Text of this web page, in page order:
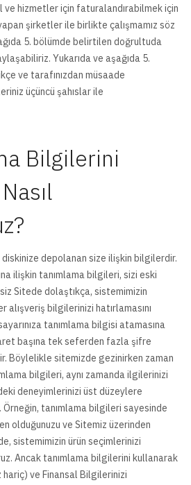
ve hizmetler için faturalandırabilmek için
şirketler ile birlikte çalışmamız söz
5. bölümde belirtilen doğrultuda
Yukarıda ve aşağıda 5.
ve tarafınızdan müsaade
üçüncü şahıslar ile
Bilgilerini
depolanan size ilişkin bilgilerdir.
ilişkin tanımlama bilgileri, sizi eski
Sitede dolaştıkça, sistemimizin
alışveriş bilgilerinizi hatırlamasını
tanımlama bilgisi atamasına
başına tek seferden fazla şifre
Böylelikle sitemizde gezinirken zaman
bilgileri, aynı zamanda ilgilerinizi
deneyimlerinizi üst düzeylere
Örneğin, tanımlama bilgileri sayesinde
olduğunuzu ve Sitemiz üzerinden
sistemimizin ürün seçimlerinizi
Ancak tanımlama bilgilerini kullanarak
ve Finansal Bilgilerinizi